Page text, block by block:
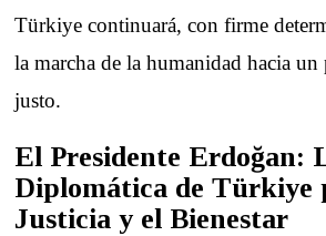
Türkiye continuará, con firme
la marcha de la humanidad hacia
justo.
El Presidente Erdoğan:
Diplomática de Türkiye
Justicia y el Bienestar